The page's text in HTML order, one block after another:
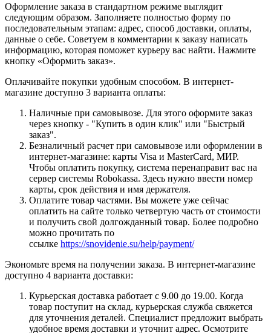
Оформление заказа в стандартном режиме выглядит
следующим образом. Заполняете полностью форму по
последовательным этапам: адрес, способ доставки, оплаты,
данные о себе. Советуем в комментарии к заказу написать
информацию, которая поможет курьеру вас найти. Нажмите
кнопку «Оформить заказ».
Оплачивайте покупки удобным способом. В интернет-
магазине доступно 3 варианта оплаты:
Наличные при самовывозе. Для этого оформите заказ
через кнопку - "Купить в один клик" или "Быстрый
заказ".
Безналичный расчет при самовывозе или оформлении в
интернет-магазине: карты Visa и MasterCard, МИР.
Чтобы оплатить покупку, система перенаправит вас на
сервер системы Robokassa. Здесь нужно ввести номер
карты, срок действия и имя держателя.
Оплатите товар частями. Вы можете уже сейчас
оплатить на сайте только четвертую часть от стоимости
и получить свой долгожданный товар. Более подробно
можно прочитать по
ссылке https://snovidenie.su/help/payment/
Экономьте время на получении заказа. В интернет-магазине
доступно 4 варианта доставки:
Курьерская доставка работает с 9.00 до 19.00. Когда
товар поступит на склад, курьерская служба свяжется
для уточнения деталей. Специалист предложит выбрать
удобное время доставки и уточнит адрес. Осмотрите